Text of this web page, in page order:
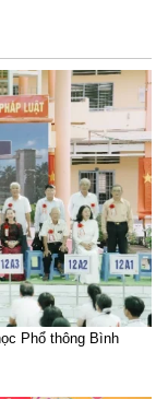
Phổ thông Bình